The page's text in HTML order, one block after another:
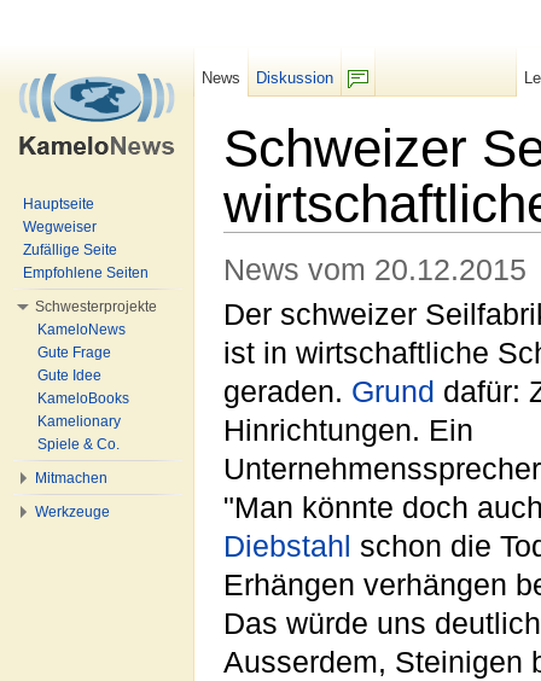
Schweizer
News vom 20.12.2015
Der schweizer
ist in wirtschaftliche
geraden. Grund dafür:
Hinrichtungen. Ein
"Man könnte doch
Diebstahl schon die
Erhängen verhängen
Das würde uns
Ausserdem, Steinigen
News
Diskussion
Hauptseite
Wegweiser
Zufällige Seite
Empfohlene Seiten
Schwesterprojekte
KameloNews
Gute Frage
Gute Idee
KameloBooks
Kamelionary
Spiele & Co.
Mitmachen
Werkzeuge